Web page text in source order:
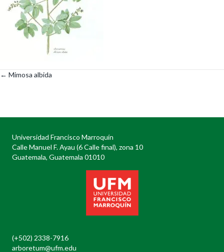
Posts
← Mimosa albida
Universidad Francisco Marroquín
Calle Manuel F. Ayau (6 Calle final), zona 10
Guatemala, Guatemala 01010
(+502) 2338-7916
arboretum@ufm.edu